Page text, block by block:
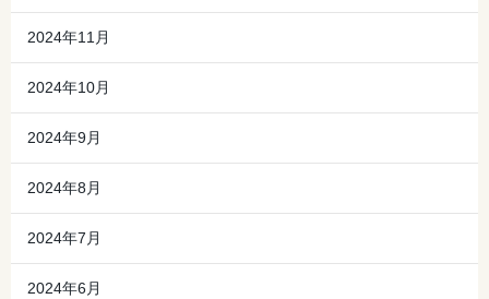
2024年11月
2024年10月
2024年9月
2024年8月
2024年7月
2024年6月